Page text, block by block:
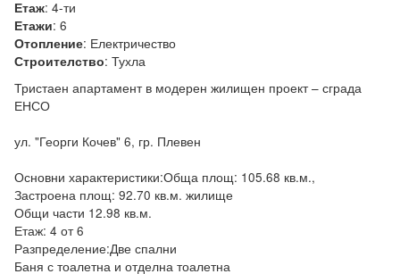
Етаж: 4-ти
Етажи: 6
Отопление: Електричество
Строителство: Тухла
Тристаен апартамент в модерен жилищен проект – сграда
ЕНСО
ул. "Георги Кочев" 6, гр. Плевен
Основни характеристики:Обща площ: 105.68 кв.м.,
Застроена площ: 92.70 кв.м. жилище
Общи части 12.98 кв.м.
Етаж: 4 от 6
Разпределение:Две спални
Баня с тоалетна и отделна тоалетна